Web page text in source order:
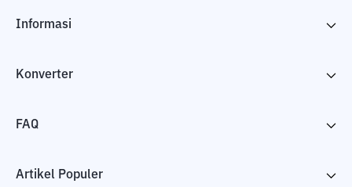
Informasi
Konverter
FAQ
Artikel Populer